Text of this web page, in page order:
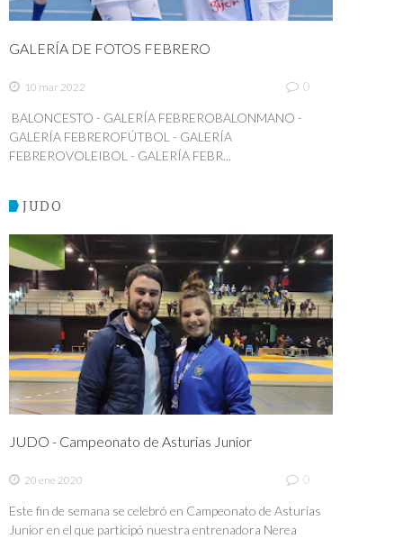
GALERÍA DE FOTOS FEBRERO
10 mar 2022 0
BALONCESTO - GALERÍA FEBREROBALONMANO -
GALERÍA FEBREROFÚTBOL - GALERÍA
FEBREROVOLEIBOL - GALERÍA FEBR...
JUDO
JUDO - Campeonato de Asturias Junior
20 ene 2020 0
Este fin de semana se celebró en Campeonato de Asturias
Junior en el que participó nuestra entrenadora Nerea